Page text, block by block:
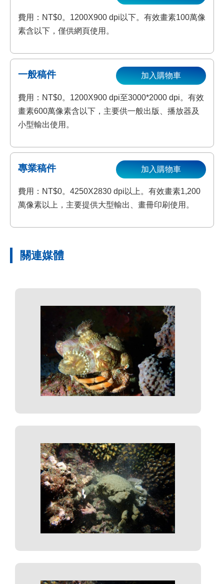
費用：NT$0。1200X900 dpi以下。有效畫素100萬像
素含以下，僅供網頁使用。
一般稿件
費用：NT$0。1200X900 dpi至3000*2000 dpi。有效
畫素600萬像素含以下，主要供一般出版、播放器及
小型輸出使用。
加入購物車
專業稿件
費用：NT$0。4250X2830 dpi以上。有效畫素1,200
萬像素以上，主要提供大型輸出、畫冊印刷使用。
加入購物車
關連媒體